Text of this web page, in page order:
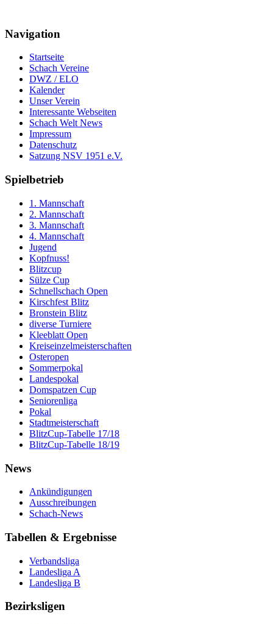
Navigation
Startseite
Schach Vereine
DWZ / ELO
Kalender
Unser Verein
Interessante Webseiten
Schach Welt News
Impressum
Datenschutz
Satzung NSV 1951 e.V.
Spielbetrieb
1. Mannschaft
2. Mannschaft
3. Mannschaft
4. Mannschaft
Jugend
Kopfnuss!
Blitzcup
Sülze Cup
Schnellschach Open
Kirschfest Blitz
Bronstein Blitz
diverse Turniere
Kleeblatt Open
Kreiseinzelmeisterschaften
Osteropen
Sommerpokal
Landespokal
Domspatzen Cup
Seniorenliga
Pokal
Stadtmeisterschaft
BlitzCup-Tabelle 17/18
BlitzCup-Tabelle 18/19
News
Ankündigungen
Ausschreibungen
Schach-News
Tabellen & Ergebnisse
Verbandsliga
Landesliga A
Landesliga B
Bezirksligen